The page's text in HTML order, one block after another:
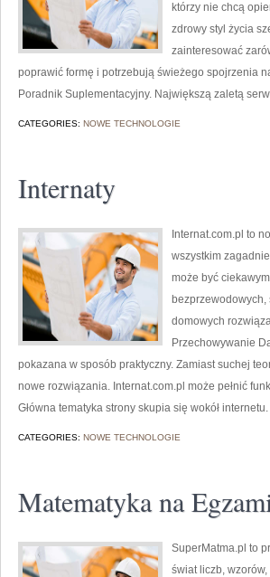
którzy nie chcą
zdrowy styl życia
zainteresować
poprawić formę i potrzebują świeżego spojrzenia
Poradnik Suplementacyjny. Największą zaletą
CATEGORIES: NOWE TECHNOLOGIE
Internaty
Internat.com.pl to
wszystkim
może być
bezprzewodowych,
domowych
Przechowywanie
pokazana w sposób praktyczny. Zamiast suchej
nowe rozwiązania. Internat.com.pl może pełnić
Główna tematyka strony skupia się wokół
CATEGORIES: NOWE TECHNOLOGIE
Matematyka na
SuperMatma.pl to
świat liczb,